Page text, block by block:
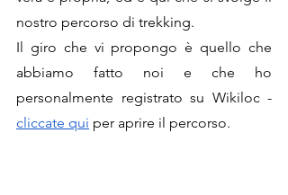
nostro percorso di trekking.
Il giro che vi propongo è quello che
abbiamo fatto noi e che ho
cliccate qui per aprire il percorso.